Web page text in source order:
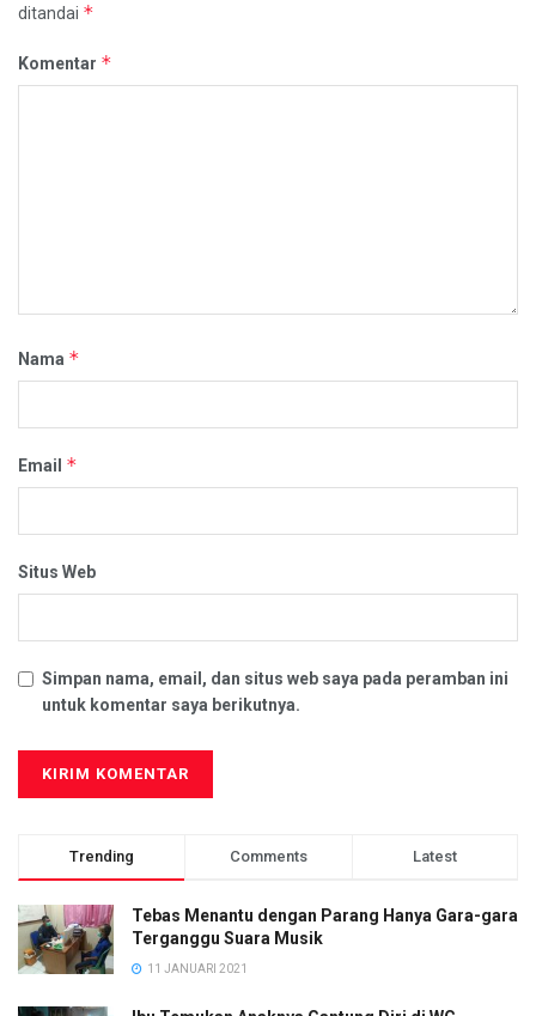
ditandai *
Komentar *
Nama *
Email *
Situs Web
Simpan nama, email, dan situs web saya pada peramban ini
untuk komentar saya berikutnya.
Trending Comments Latest
Tebas Menantu dengan Parang Hanya Gara-gara
Terganggu Suara Musik
11 JANUARI 2021